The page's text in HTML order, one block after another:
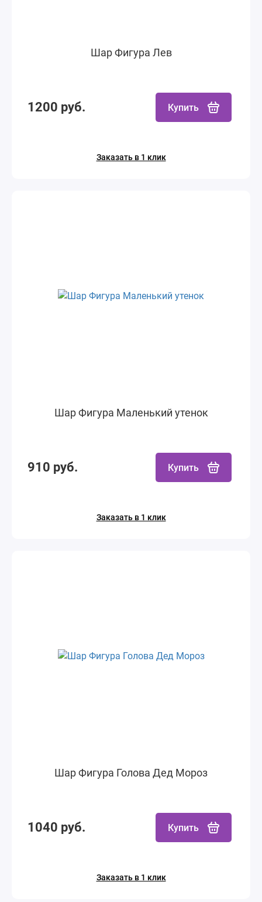
Шар Фигура Лев
1200 руб. Купить
Заказать в 1 клик
Шар Фигура Маленький утенок
910 руб. Купить
Заказать в 1 клик
Шар Фигура Голова Дед Мороз
1040 руб. Купить
Заказать в 1 клик